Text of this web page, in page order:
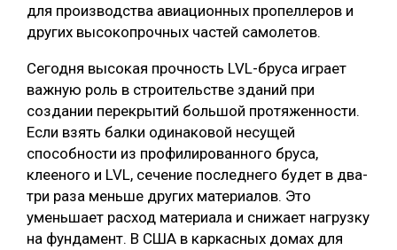
для производства авиационных пропеллеров и
других высокопрочных частей самолетов.
Сегодня высокая прочность LVL-бруса играет
важную роль в строительстве зданий при
создании перекрытий большой протяженности.
Если взять балки одинаковой несущей
способности из профилированного бруса,
клееного и LVL, сечение последнего будет в два-
три раза меньше других материалов. Это
уменьшает расход материала и снижает нагрузку
на фундамент. В США в каркасных домах для